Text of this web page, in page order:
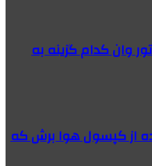
وان کدام گزینه به
از کپسول هوا برش که